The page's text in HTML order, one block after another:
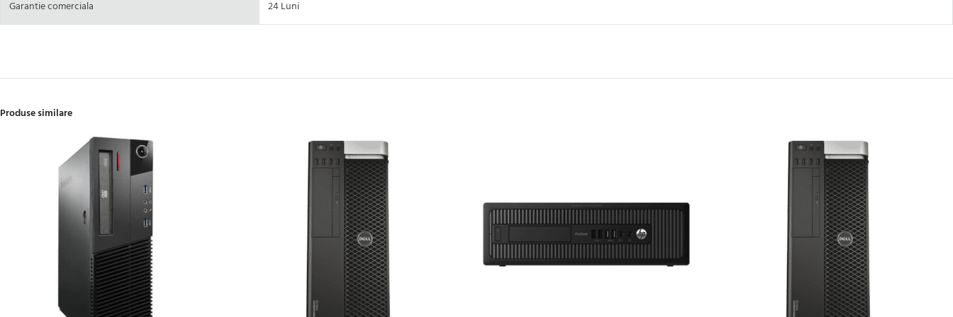
Garantie comerciala 24 Luni
Produse similare